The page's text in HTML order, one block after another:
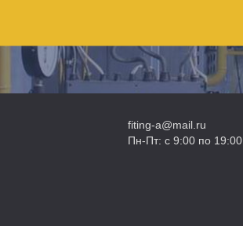
fiting-a@mail.ru
Пн-Пт: с 9:00 по 19:00